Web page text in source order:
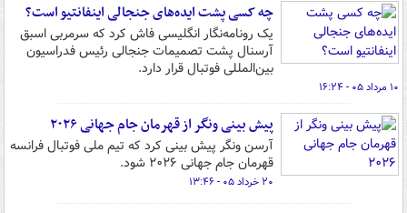
چه کسی پشت ایده‌های جنجالی اینفانتیو است؟
یک رونامه‌نگار انگلیسی فاش کرد که سرمربی اسبق
آرسنال پشت تصمیمات جنجالی رئیس فدراسیون
بین‌المللی فوتبال قرار دارد.
۱۰ مرداد ۰۵ - ۱۶:۲۴
پیش بینی ونگر از قهرمان جام جهانی ۲۰۲۶
آرسن ونگر پیش بینی کرد که تیم ملی فوتبال فرانسه
قهرمان جام جهانی ۲۰۲۶ شود.
۲۰ خرداد ۰۵ - ۱۳:۴۶